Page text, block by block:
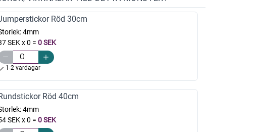
Röd 30cm
4mm
SEK x 0 = 0 SEK
1-2 vardagar
Röd 40cm
4mm
SEK x 0 = 0 SEK